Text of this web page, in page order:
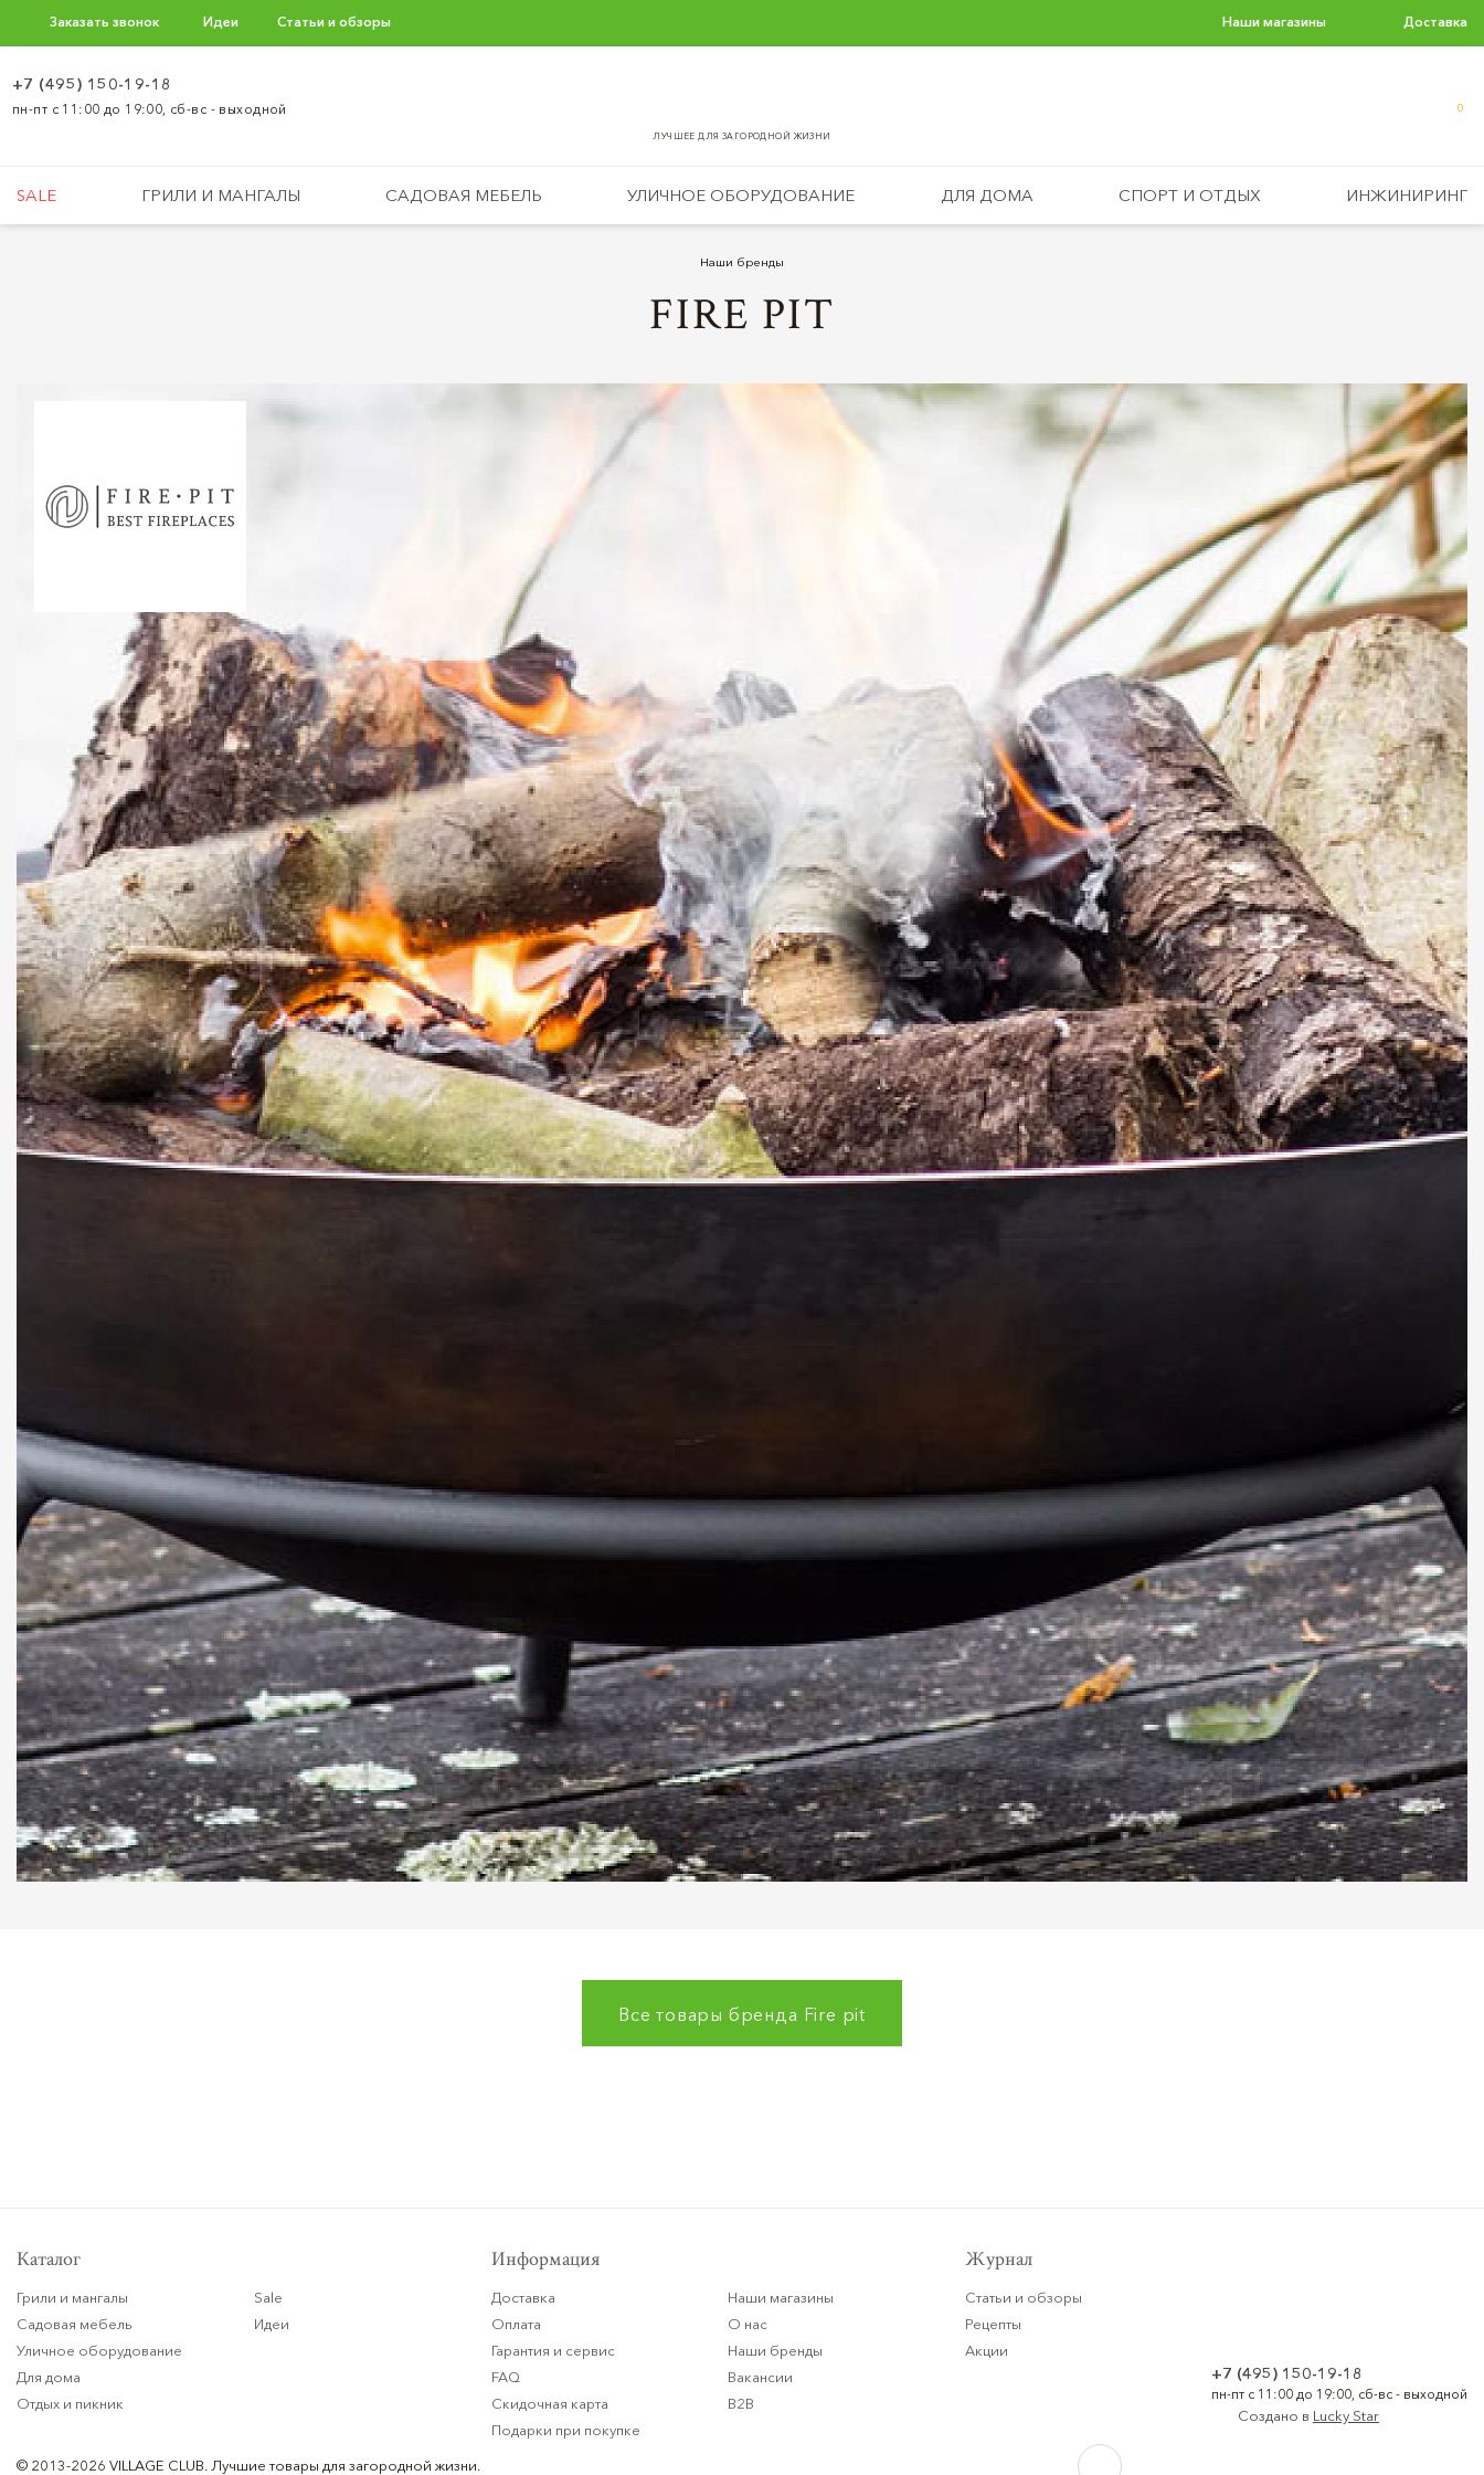
Заказать звонок Идеи Статьи и обзоры Наши магазины Доставка
ЛУЧШЕЕ ДЛЯ ЗАГОРОДНОЙ ЖИЗНИ
+7 (495) 150-19-18
пн-пт с 11:00 до 19:00, сб-вс - выходной 0
SALE ГРИЛИ И МАНГАЛЫ САДОВАЯ МЕБЕЛЬ УЛИЧНОЕ ОБОРУДОВАНИЕ ДЛЯ ДОМА СПОРТ И ОТДЫХ ИНЖИНИРИНГ
Наши бренды
FIRE PIT
Все товары бренда Fire pit
Каталог
Грили и мангалы
Садовая мебель
Уличное оборудование
Для дома
Отдых и пикник
Sale
Идеи
Информация
Доставка
Оплата
Гарантия и сервис
FAQ
Скидочная карта
Подарки при покупке
Наши магазины
О нас
Наши бренды
Вакансии
B2B
Журнал
Статьи и обзоры
Рецепты
Акции
© 2013-2026 VILLAGE CLUB. Лучшие товары для загородной жизни.
+7 (495) 150-19-18
пн-пт с 11:00 до 19:00, сб-вс - выходной
Создано в Lucky Star